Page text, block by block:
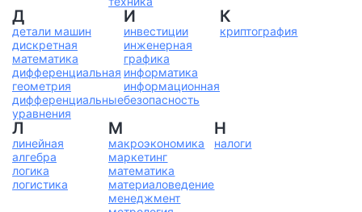
Д
детали машин
дискретная
математика
дифференциальная
геометрия
дифференциальные
уравнения
И
инвестиции
инженерная
графика
информатика
информационная
безопасность
К
криптография
Л
линейная
алгебра
логика
логистика
М
макроэкономика
маркетинг
математика
материаловедение
менеджмент
Н
налоги